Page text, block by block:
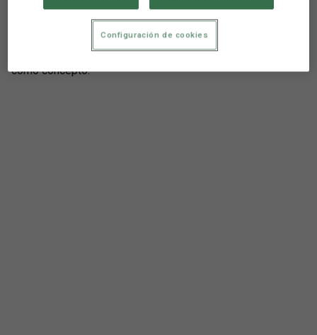
aquellos que quieran colaborar. De hecho, ya han sido
patrocinadores, los que han realizado ingresos. En la
cuenta deben poner Levante UD como destinatario y DANA
como concepto.
Configuración de cookies